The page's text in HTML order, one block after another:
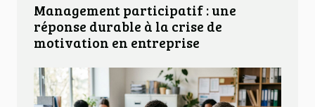
Management participatif : une
réponse durable à la crise de
motivation en entreprise